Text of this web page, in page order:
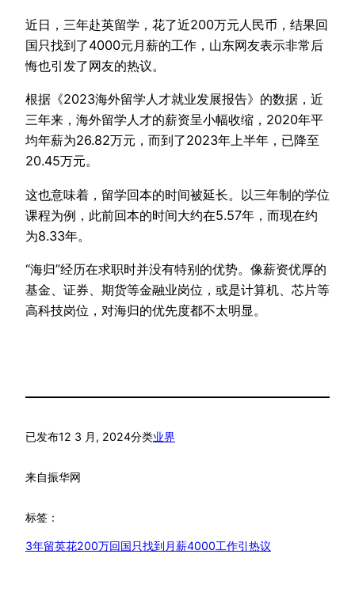
近日，三年赴英留学，花了近200万元人民币，结果回
国只找到了4000元月薪的工作，山东网友表示非常后
悔也引发了网友的热议。
根据《2023海外留学人才就业发展报告》的数据，近
三年来，海外留学人才的薪资呈小幅收缩，2020年平
均年薪为26.82万元，而到了2023年上半年，已降至
20.45万元。
这也意味着，留学回本的时间被延长。以三年制的学位
课程为例，此前回本的时间大约在5.57年，而现在约
为8.33年。
“海归”经历在求职时并没有特别的优势。像薪资优厚的
基金、证券、期货等金融业岗位，或是计算机、芯片等
高科技岗位，对海归的优先度都不太明显。
已发布12 3 月, 2024分类业界
来自振华网
标签：
3年留英花200万回国只找到月薪4000工作引热议